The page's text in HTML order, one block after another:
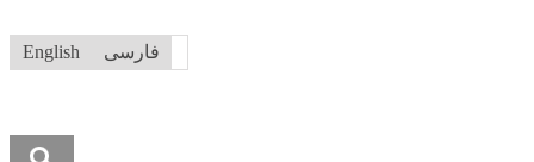
فارسی English